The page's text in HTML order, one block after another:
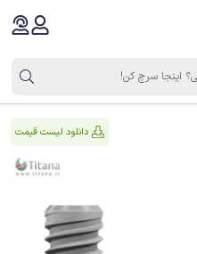
دانلود لیست قیمت